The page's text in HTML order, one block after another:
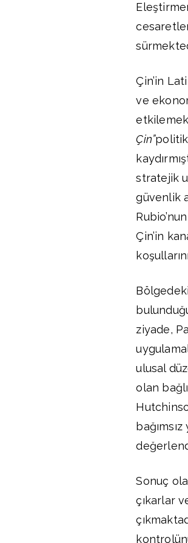
Çin’in
ve
Çin”
stratejik
güvenlik
Çin’in
ziyade,
ulusal
olan
Sonuç
çıkarlar